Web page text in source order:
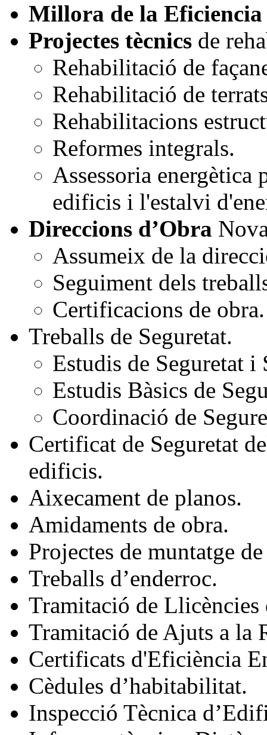
Millora de la Eficiencia
Projectes tècnics de
Rehabilitació de
Rehabilitació de
Rehabilitacions
Reformes integrals.
Assessoria
edificis i l'estalvi
Direccions d’Obra
Assumeix de la
Seguiment dels
Certificacions de obra.
Treballs de Seguretat.
Estudis de Seguretat i
Estudis Bàsics de
Coordinació de
Certificat de Seguretat
edificis.
Aixecament de planos.
Amidaments de obra.
Projectes de muntatge
Treballs d’enderroc.
Tramitació de Llicències
Tramitació de Ajuts a la
Certificats d'Eficiència
Cèdules d’habitabilitat.
Inspecció Tècnica